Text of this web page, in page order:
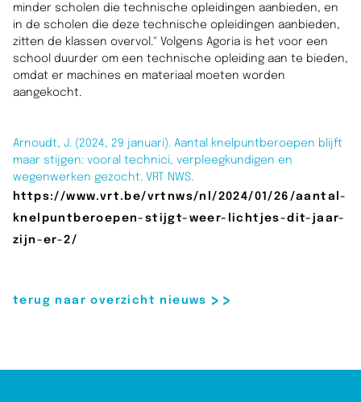
minder scholen die technische opleidingen aanbieden, en
in de scholen die deze technische opleidingen aanbieden,
zitten de klassen overvol." Volgens Agoria is het voor een
school duurder om een technische opleiding aan te bieden,
omdat er machines en materiaal moeten worden
aangekocht.
Arnoudt, J. (2024, 29 januari). Aantal knelpuntberoepen blijft
maar stijgen: vooral technici, verpleegkundigen en
wegenwerken gezocht. VRT NWS.
https://www.vrt.be/vrtnws/nl/2024/01/26/aantal-
knelpuntberoepen-stijgt-weer-lichtjes-dit-jaar-
zijn-er-2/
terug naar overzicht nieuws